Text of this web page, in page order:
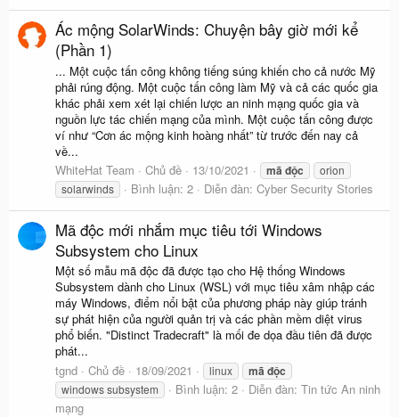
Ác mộng SolarWinds: Chuyện bây giờ mới kể
(Phần 1)
... Một cuộc tấn công không tiếng súng khiến cho cả nước Mỹ
phải rúng động. Một cuộc tấn công làm Mỹ và cả các quốc gia
khác phải xem xét lại chiến lược an ninh mạng quốc gia và
nguồn lực tác chiến mạng của mình. Một cuộc tấn công được
ví như “Cơn ác mộng kinh hoàng nhất” từ trước đến nay cả
về...
WhiteHat Team
Chủ đề 13/10/2021 mã độc
orion
solarwinds
Bình luận: 2 Diễn đàn: Cyber Security Stories
Mã độc mới nhắm mục tiêu tới Windows
Subsystem cho Linux
Một số mẫu mã độc đã được tạo cho Hệ thống Windows
Subsystem dành cho Linux (WSL) với mục tiêu xâm nhập các
máy Windows, điểm nổi bật của phương pháp này giúp tránh
sự phát hiện của người quản trị và các phần mềm diệt virus
phổ biến. "Distinct Tradecraft" là mối đe dọa đầu tiên đã được
phát...
tgnd
Chủ đề 18/09/2021 linux mã độc
windows subsystem Bình luận: 2 Diễn đàn: Tin tức An ninh
mạng